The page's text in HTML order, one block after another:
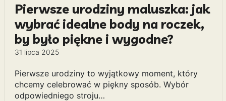
Pierwsze urodziny maluszka: jak
wybrać idealne body na roczek,
by było piękne i wygodne?
31 lipca 2025
Pierwsze urodziny to wyjątkowy moment, który
chcemy celebrować w piękny sposób. Wybór
odpowiedniego stroju…